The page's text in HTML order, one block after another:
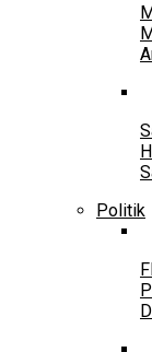
Politik